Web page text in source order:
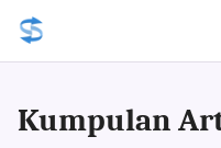
Kumpulan